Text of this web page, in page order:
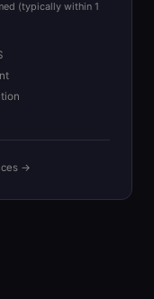
(typically within 1
→